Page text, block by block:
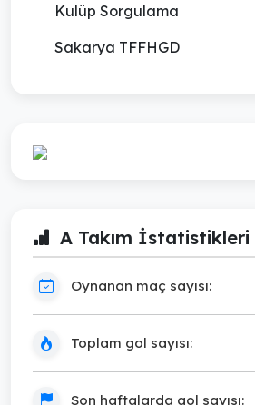
Kulüp Sorgulama
Sakarya TFFHGD
A Takım İstatistikleri
Oynanan maç sayısı:
Toplam gol sayısı:
Son haftalarda gol sayısı: